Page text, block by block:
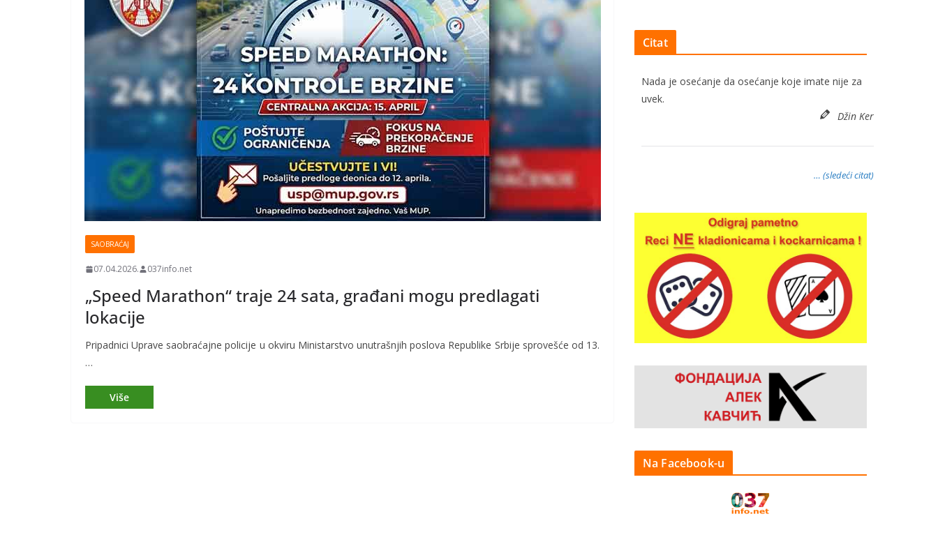
SAOBRAĆAJ
07.04.2026. 037info.net
„Speed Marathon“ traje 24 sata, građani mogu predlagati
lokacije
Pripadnici Uprave saobraćajne policije u okviru Ministarstvo unutrašnjih poslova Republike Srbije sprovešće od 13.
…
Citat
Nada je osećanje da osećanje koje imate nije za
uvek.
Džin Ker
… (sledeći citat)
Na Facebook-u